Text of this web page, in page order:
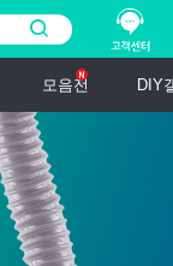
모음전 DIY